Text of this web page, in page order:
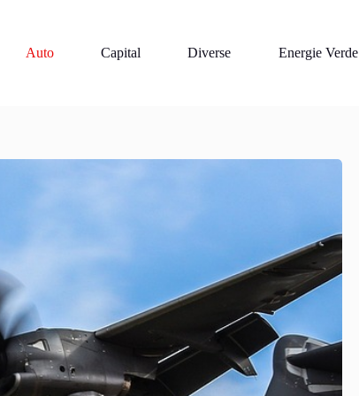
Auto
Capital Diverse Energie Verde